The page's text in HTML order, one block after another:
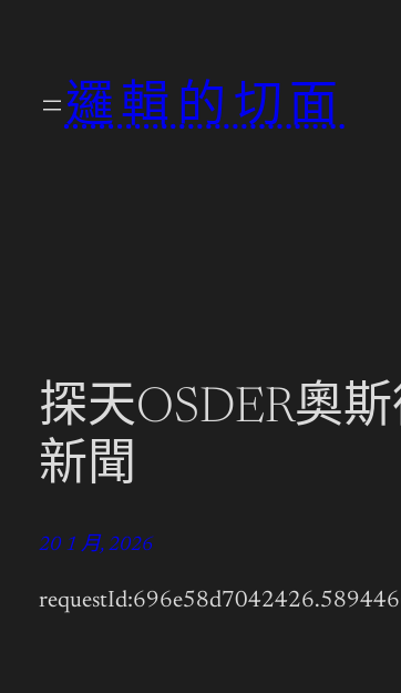
邏輯的切面
探天OSDER奧
新聞
20 1 月, 2026